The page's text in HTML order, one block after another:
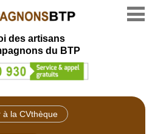
des artisans
du BTP
à la CVthèque